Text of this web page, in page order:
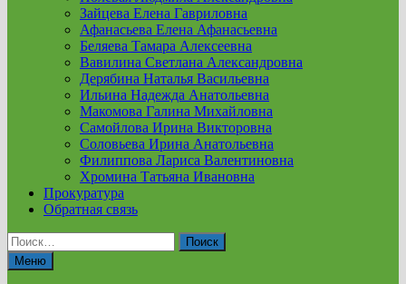
Зайцева Елена Гавриловна
Афанасьева Елена Афанасьевна
Беляева Тамара Алексеевна
Вавилина Светлана Александровна
Дерябина Наталья Васильевна
Ильина Надежда Анатольевна
Макомова Галина Михайловна
Самойлова Ирина Викторовна
Соловьева Ирина Анатольевна
Филиппова Лариса Валентиновна
Хромина Татьяна Ивановна
Прокуратура
Обратная связь
Найти:
Меню